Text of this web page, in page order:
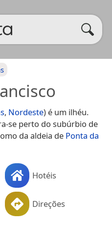
, Nordeste) é um ilhéu.
se perto do subúrbio de
da aldeia de Ponta da
Hotéis
Direções